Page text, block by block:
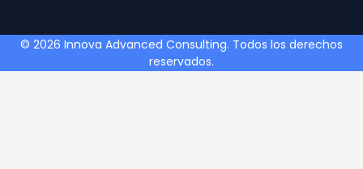
© 2026 Innova Advanced Consulting. Todos los derechos
reservados.